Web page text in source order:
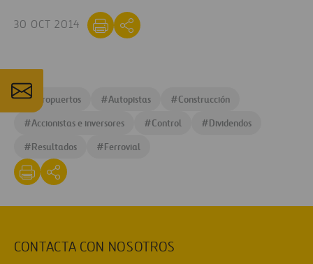
30 OCT 2014
#Aeropuertos #Autopistas #Construcción
#Accionistas e inversores #Control #Dividendos
#Resultados #Ferrovial
CONTACTA CON NOSOTROS